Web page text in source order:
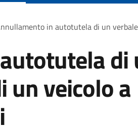
in autotutela di un
di
un veicolo a